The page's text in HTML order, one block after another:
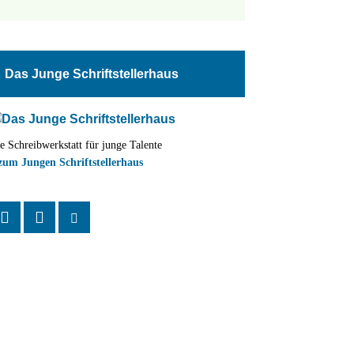
Das Junge Schriftstellerhaus
Schreibwerkstatt für junge Talente
Jungen Schriftstellerhaus